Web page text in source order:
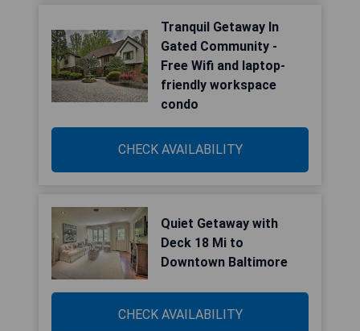
Tranquil Getaway In
Gated Community -
Free Wifi and laptop-
friendly workspace
condo
CHECK AVAILABILITY
Quiet Getaway with
Deck 18 Mi to
Downtown Baltimore
CHECK AVAILABILITY